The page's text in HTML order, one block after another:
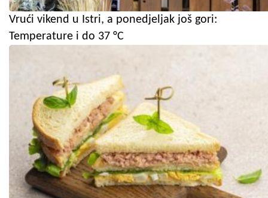
Vrući vikend u Istri, a ponedjeljak još gori:
Temperature i do 37 °C